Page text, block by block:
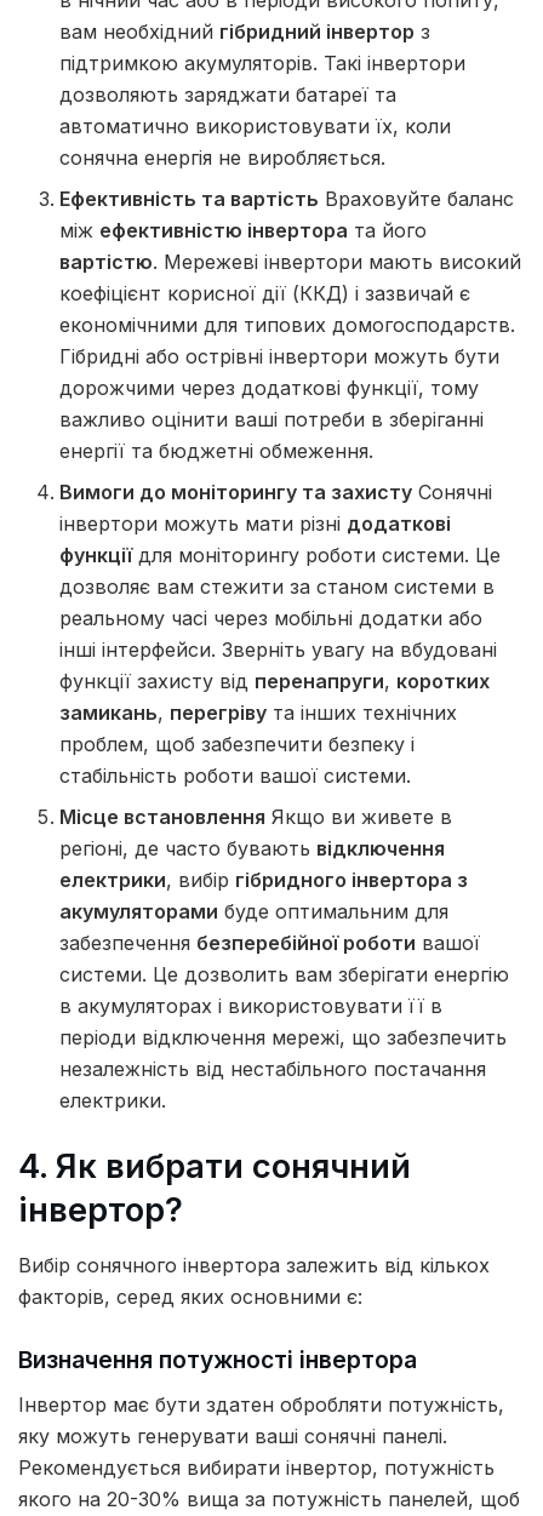
вам необхідний гібридний інвертор з
підтримкою акумуляторів. Такі інвертори
дозволяють заряджати батареї та
автоматично використовувати їх, коли
сонячна енергія не виробляється.
Ефективність та вартість Враховуйте баланс
між ефективністю інвертора та його
вартістю. Мережеві інвертори мають високий
коефіцієнт корисної дії (ККД) і зазвичай є
економічними для типових домогосподарств.
Гібридні або острівні інвертори можуть бути
дорожчими через додаткові функції, тому
важливо оцінити ваші потреби в зберіганні
енергії та бюджетні обмеження.
Вимоги до моніторингу та захисту Сонячні
інвертори можуть мати різні додаткові
функціїдля моніторингу роботи системи. Це
дозволяє вам стежити за станом системи в
реальному часі через мобільні додатки або
інші інтерфейси. Зверніть увагу на вбудовані
функції захисту від перенапруги, коротких
замикань, перегріву та інших технічних
проблем, щоб забезпечити безпеку і
стабільність роботи вашої системи.
Місце встановлення Якщо ви живете в
регіоні, де часто бувають відключення
електрики, вибір гібридного інвертора з
акумуляторами буде оптимальним для
забезпечення безперебійної роботи вашої
системи. Це дозволить вам зберігати енергію
в акумуляторах і використовувати її в
періоди відключення мережі, що забезпечить
незалежність від нестабільного постачання
електрики.
4. Як вибрати сонячний
інвертор?
Вибір сонячного інвертора залежить від кількох
факторів, серед яких основними є:
Визначення потужності інвертора
Інвертор має бути здатен обробляти потужність,
яку можуть генерувати ваші сонячні панелі.
Рекомендується вибирати інвертор, потужність
якого на 20-30% вища за потужність панелей, щоб